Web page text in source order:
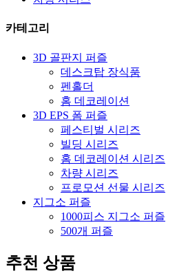
카테고리
3D 골판지 퍼즐
데스크탑 장식품
펜홀더
홈 데코레이션
3D EPS 폼 퍼즐
페스티벌 시리즈
빌딩 시리즈
홈 데코레이션 시리즈
차량 시리즈
프로모션 선물 시리즈
지그소 퍼즐
1000피스 지그소 퍼즐
500개 퍼즐
추천 상품